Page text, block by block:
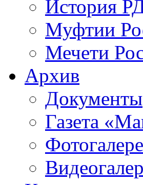
История
Муфтии
Мечети
Архив
Документы
Газета